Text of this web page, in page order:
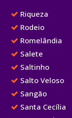
Riqueza
Rodeio
Romelândia
Salete
Saltinho
Salto Veloso
Sangão
Santa Cecília